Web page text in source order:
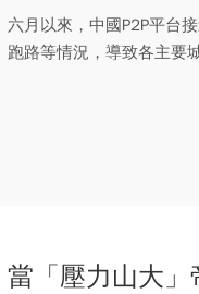
六月以來，中國P2P平台
跑路等情況，導致各主要
當「壓力山大